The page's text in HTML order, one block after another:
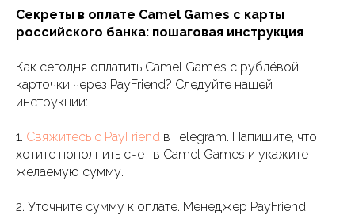
Секреты в оплате Camel Games с карты
российского банка: пошаговая инструкция
Как сегодня оплатить Camel Games с рублёвой
карточки через PayFriend? Следуйте нашей
инструкции:
1. Свяжитесь с PayFriend в Telegram. Напишите, что
хотите пополнить счет в Camel Games и укажите
желаемую сумму.
2. Уточните сумму к оплате. Менеджер PayFriend